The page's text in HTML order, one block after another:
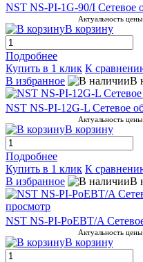
NST NS-PI-1G-90/I Сетевое
Актуальность
В корзину
Подробнее
Купить в 1 клик К
В избранное
В
NST NS-PI-12G-L Сетевое
Актуальность
В корзину
Подробнее
Купить в 1 клик К
В избранное
В
просмотр
NST NS-PI-PoEBT/A
Актуальность
В корзину